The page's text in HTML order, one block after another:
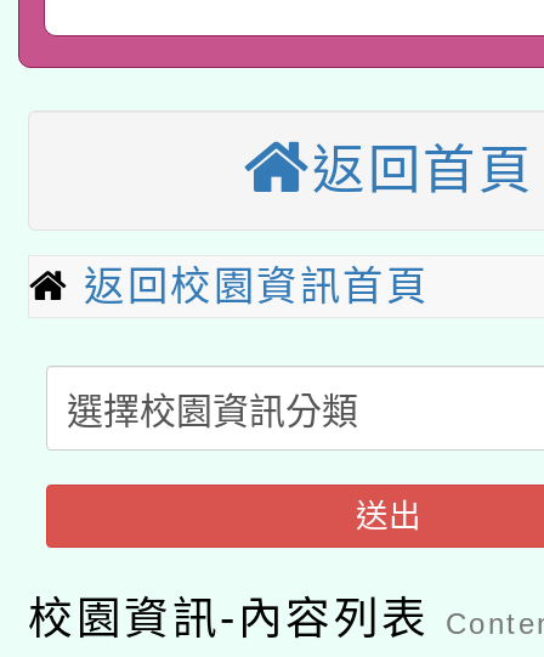
業技術研究院辦理「
用水績優單位及節水達
115年8月22日(星期六
桃園市孔廟祈福系列
2026年桃園地景藝術
本校115學年度第2次
招甄選結果公告(無人
招)
適應運動共學行動站研
本館辦理115年度閱讀
暨閱讀推動專業研習
科技賦能─人工智慧
礎課程
A3數位素養講師名單
「數位內容與教學軟體
有關大陸委員會函釋公
薪期間赴陸應申請許可
轉知經濟部水利署委託
返回首頁
返回校園資訊首頁
送出
校園資訊-內容列表